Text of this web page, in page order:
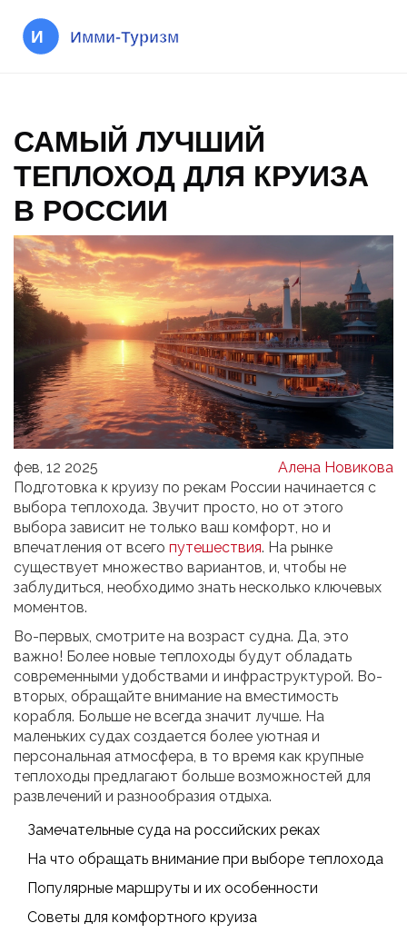
САМЫЙ ЛУЧШИЙ
ТЕПЛОХОД ДЛЯ КРУИЗА
В РОССИИ
фев, 12 2025
Алена Новикова
Подготовка к круизу по рекам России начинается с
выбора теплохода. Звучит просто, но от этого
выбора зависит не только ваш комфорт, но и
впечатления от всего путешествия. На рынке
существует множество вариантов, и, чтобы не
заблудиться, необходимо знать несколько ключевых
моментов.
Во-первых, смотрите на возраст судна. Да, это
важно! Более новые теплоходы будут обладать
современными удобствами и инфраструктурой. Во-
вторых, обращайте внимание на вместимость
корабля. Больше не всегда значит лучше. На
маленьких судах создается более уютная и
персональная атмосфера, в то время как крупные
теплоходы предлагают больше возможностей для
развлечений и разнообразия отдыха.
Замечательные суда на российских реках
На что обращать внимание при выборе теплохода
Популярные маршруты и их особенности
Советы для комфортного круиза